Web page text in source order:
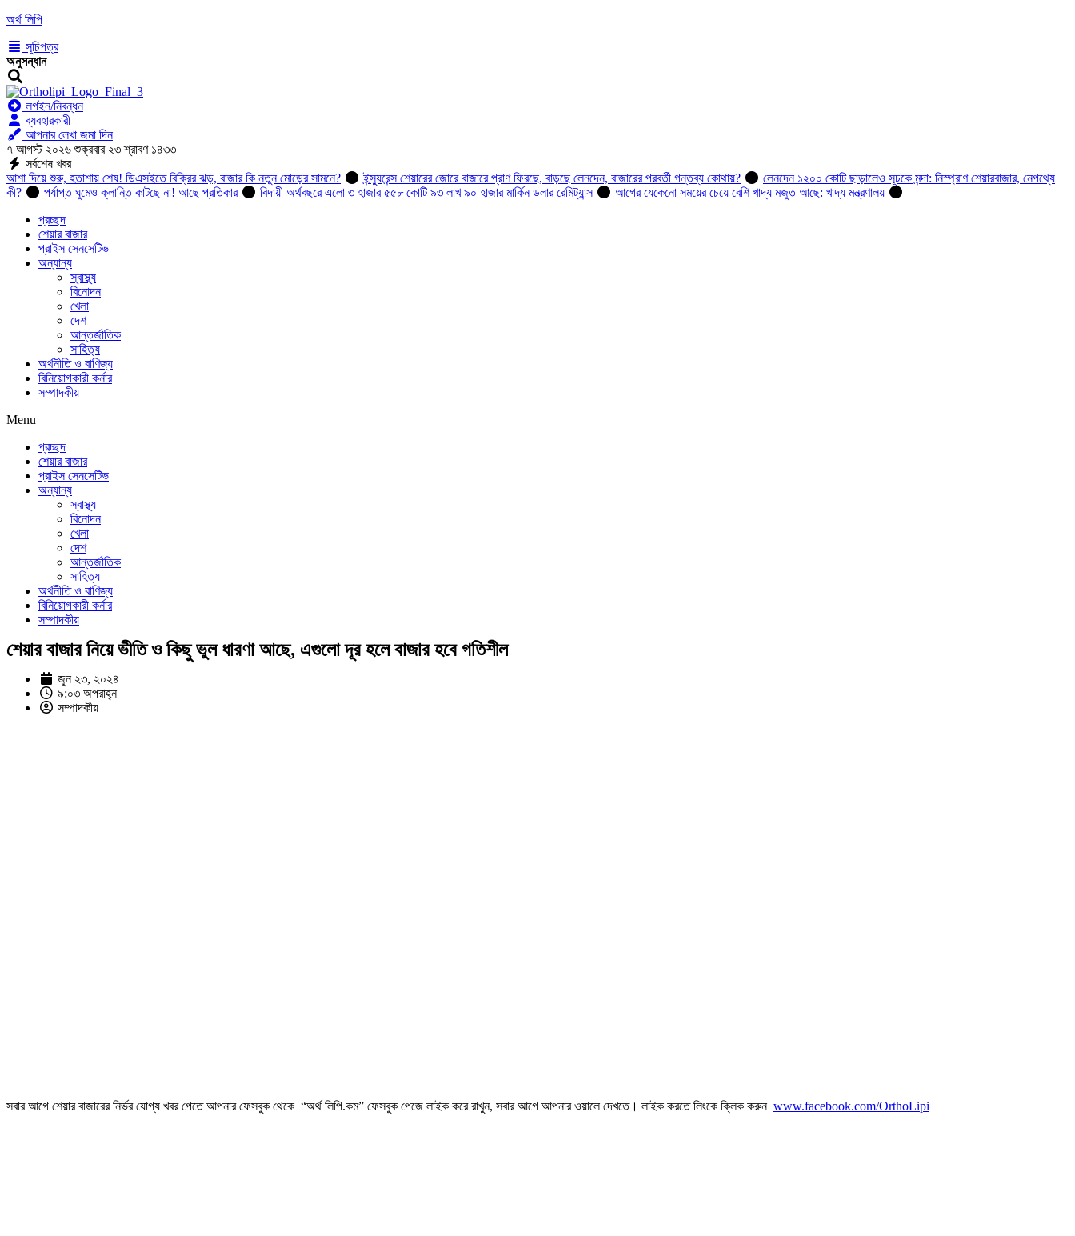
অর্থ লিপি
সূচিপত্র
অনুসন্ধান
লগইন/নিবন্ধন
ব্যবহারকারী
আপনার লেখা জমা দিন
৭ আগস্ট ২০২৬ শুক্রবার ২৩ শ্রাবণ ১৪৩৩
সর্বশেষ খবর
আশা দিয়ে শুরু, হতাশায় শেষ! ডিএসইতে বিক্রির ঝড়, বাজার কি নতুন মোড়ের সামনে?
ইন্স্যুরেন্স শেয়ারের জোরে বাজারে প্রাণ ফিরছে, বাড়ছে লেনদেন, বাজারের পরবর্তী গন্তব্য কোথায়?
লেনদেন ১২০০ কোটি ছাড়ালেও সূচকে মন্দা: নিস্প্রাণ শেয়ারবাজার, নেপথ্যে
কী?
পর্যাপ্ত ঘুমেও ক্লান্তি কাটছে না! আছে প্রতিকার বিদায়ী অর্থবছরে এলো ৩ হাজার ৫৫৮ কোটি ৯৩ লাখ ৯০ হাজার মার্কিন ডলার রেমিট্যান্স
আগের যেকেনো সময়ের চেয়ে বেশি খাদ্য মজুত আছে: খাদ্য মন্ত্রণালয়
প্রচ্ছদ
শেয়ার বাজার
প্রাইস সেনসেটিভ
অন্যান্য
স্বাস্থ্য
বিনোদন
খেলা
দেশ
আন্তর্জাতিক
সাহিত্য
অর্থনীতি ও বাণিজ্য
বিনিয়োগকারী কর্নার
সম্পাদকীয়
Menu
প্রচ্ছদ
শেয়ার বাজার
প্রাইস সেনসেটিভ
অন্যান্য
স্বাস্থ্য
বিনোদন
খেলা
দেশ
আন্তর্জাতিক
সাহিত্য
অর্থনীতি ও বাণিজ্য
বিনিয়োগকারী কর্নার
সম্পাদকীয়
শেয়ার বাজার নিয়ে ভীতি ও কিছু ভুল ধারণা আছে, এগুলো দূর হলে বাজার হবে গতিশীল
জুন ২৩, ২০২৪
৯:০৩ অপরাহ্ন
সম্পাদকীয়
সবার আগে শেয়ার বাজারের নির্ভর যোগ্য খবর পেতে আপনার ফেসবুক থেকে “অর্থ লিপি.কম” ফেসবুক পেজে লাইক করে রাখুন, সবার আগে আপনার ওয়ালে দেখতে। লাইক করতে লিংকে ক্লিক করুন www.facebook.com/OrthoLipi